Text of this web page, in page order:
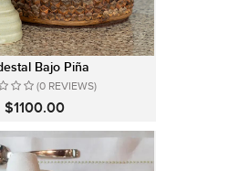
Bajo Piña
(0 REVIEWS)
$1100.00